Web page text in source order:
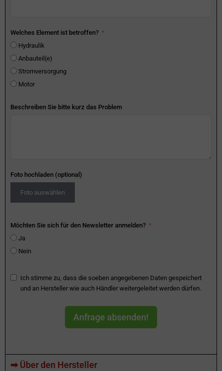
Welches Element ist betroffen?
Hydraulik
Anbauteil(e)
Stromversorgung
Motor
Beschreiben Sie bitte kurz das Problem
Foto hochladen (optional)
Foto auswählen
Möchten Sie sich für den Newsletter anmelden?
Ja
Nein
Ich stimme zu, dass die soeben angegebenen Daten gespeichert
und an Hersteller wie auch Händler weitergeleitet werden dürfen.
Anfrage absenden!
➡ Über den Hersteller